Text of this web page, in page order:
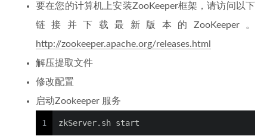
要在您的计算机上安装ZooKeeper框架，请访问以下
链接并下载最新版本的ZooKeeper。
http://zookeeper.apache.org/releases.html
解压提取文件
修改配置
启动Zookeeper 服务
1 zkServer.sh start